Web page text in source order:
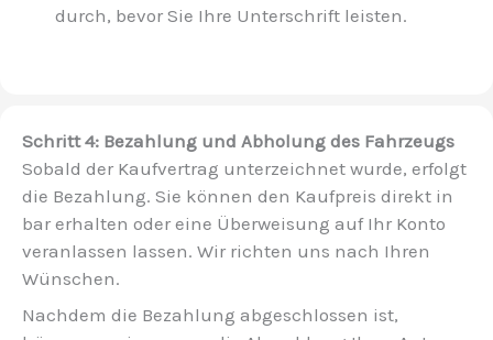
durch, bevor Sie Ihre Unterschrift leisten.
Schritt 4: Bezahlung und Abholung des Fahrzeugs
Sobald der Kaufvertrag unterzeichnet wurde, erfolgt
die Bezahlung. Sie können den Kaufpreis direkt in
bar erhalten oder eine Überweisung auf Ihr Konto
veranlassen lassen. Wir richten uns nach Ihren
Wünschen.
Nachdem die Bezahlung abgeschlossen ist,